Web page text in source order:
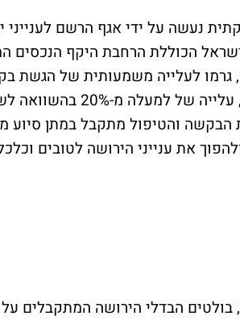
נעשה על ידי אגף הרשם
הכוללת הרחבת היקף הנכסים
גרמו לעלייה משמעותית של הגשת
והטיפול מתקבל במתן סיוע
את ענייני הירושה לטובים
בולטים הבדלי הירושה המתקבלים